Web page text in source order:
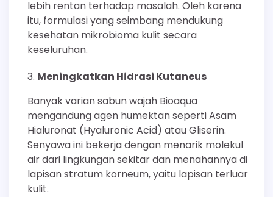
lebih rentan terhadap masalah. Oleh karena
itu, formulasi yang seimbang mendukung
kesehatan mikrobioma kulit secara
keseluruhan.
Meningkatkan Hidrasi Kutaneus
Banyak varian sabun wajah Bioaqua
mengandung agen humektan seperti Asam
Hialuronat (Hyaluronic Acid) atau Gliserin.
Senyawa ini bekerja dengan menarik molekul
air dari lingkungan sekitar dan menahannya di
lapisan stratum korneum, yaitu lapisan terluar
kulit.